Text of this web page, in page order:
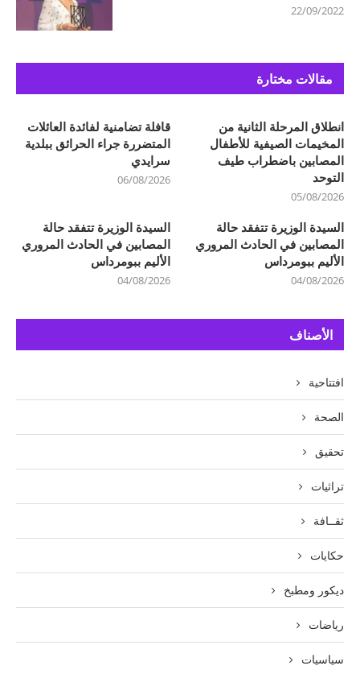
22/09/2022
مقالات مختارة
قافلة تضامنية لفائدة العائلات
المتضررة جراء الحرائق ببلدية
سرايدي
06/08/2026
انطلاق المرحلة الثانية من
المخيمات الصيفية للأطفال
المصابين باضطراب طيف
التوحد
05/08/2026
السيدة الوزيرة تتفقد حالة
المصابين في الحادث المروري
الأليم ببومرداس
04/08/2026
السيدة الوزيرة تتفقد حالة
المصابين في الحادث المروري
الأليم ببومرداس
04/08/2026
الأصناف
افتتاحية
الصحة
تحقيق
تراثيات
ثقــافة
حكايات
ديكور ومطبخ
رياضات
سياسيات